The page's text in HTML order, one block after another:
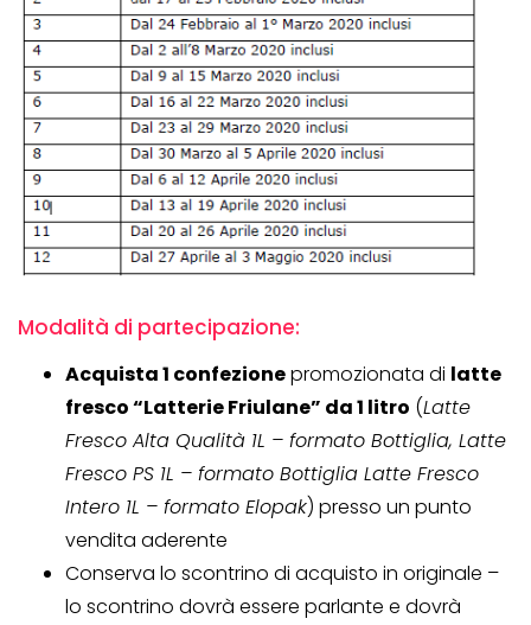
Modalità di partecipazione:
Acquista 1 confezionepromozionata di latte
fresco “Latterie Friulane” da 1 litro (Latte
Fresco Alta Qualità 1L – formato Bottiglia, Latte
Fresco PS 1L – formato Bottiglia Latte Fresco
Intero 1L – formato Elopak) presso un punto
vendita aderente
Conserva lo scontrino di acquisto in originale –
lo scontrino dovrà essere parlante e dovrà